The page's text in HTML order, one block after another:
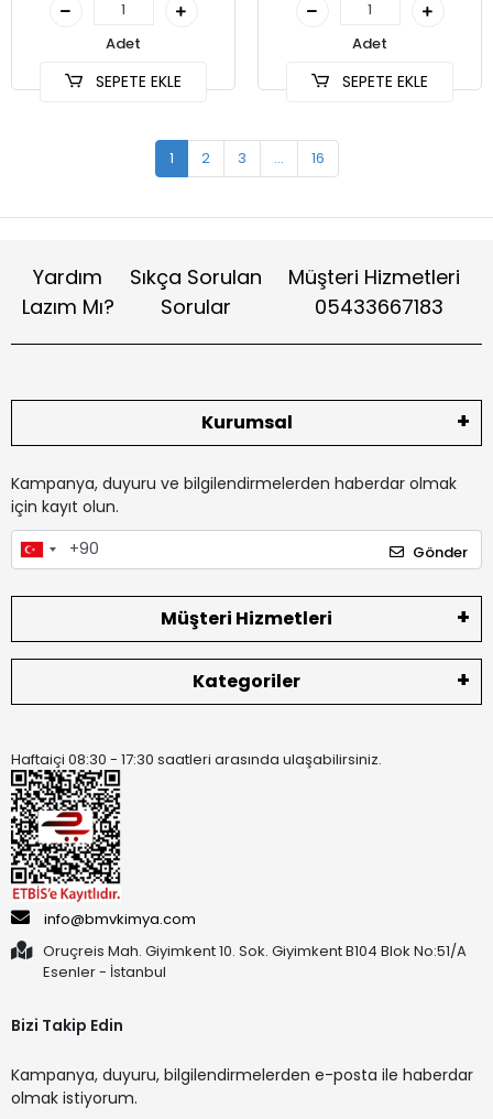
Adet
SEPETE EKLE
Adet
SEPETE EKLE
1 2 3 ... 16
Yardım
Lazım Mı?
Sıkça Sorulan
Sorular
Müşteri Hizmetleri
05433667183
Kurumsal
Kampanya, duyuru ve bilgilendirmelerden haberdar olmak
için kayıt olun.
Gönder
Müşteri Hizmetleri
Kategoriler
Haftaiçi 08:30 - 17:30 saatleri arasında ulaşabilirsiniz.
info@bmvkimya.com
Oruçreis Mah. Giyimkent 10. Sok. Giyimkent B104 Blok No:51/A
Esenler - İstanbul
Bizi Takip Edin
Kampanya, duyuru, bilgilendirmelerden e-posta ile haberdar
olmak istiyorum.